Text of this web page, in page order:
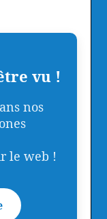
vu !
nos
le web !